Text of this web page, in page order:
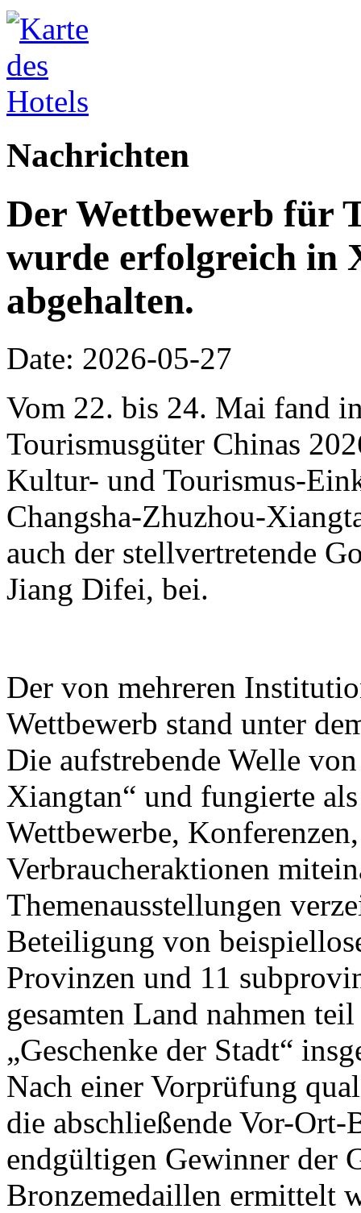
Nachrichten
Der Wettbewerb für
wurde erfolgreich in
abgehalten.
Date: 2026-05-27
Vom 22. bis 24. Mai fand
Tourismusgüter Chinas
Kultur- und Tourismus-
Changsha-Zhuzhou-
auch der stellvertretende
Jiang Difei, bei.
Der von mehreren
Wettbewerb stand unter
Die aufstrebende Welle
Xiangtan“ und fungierte
Wettbewerbe,
Verbraucheraktionen
Themenausstellungen
Beteiligung von
Provinzen und 11
gesamten Land nahmen
„Geschenke der Stadt“
Nach einer Vorprüfung
die abschließende Vor-
endgültigen Gewinner der
Bronzemedaillen ermittelt